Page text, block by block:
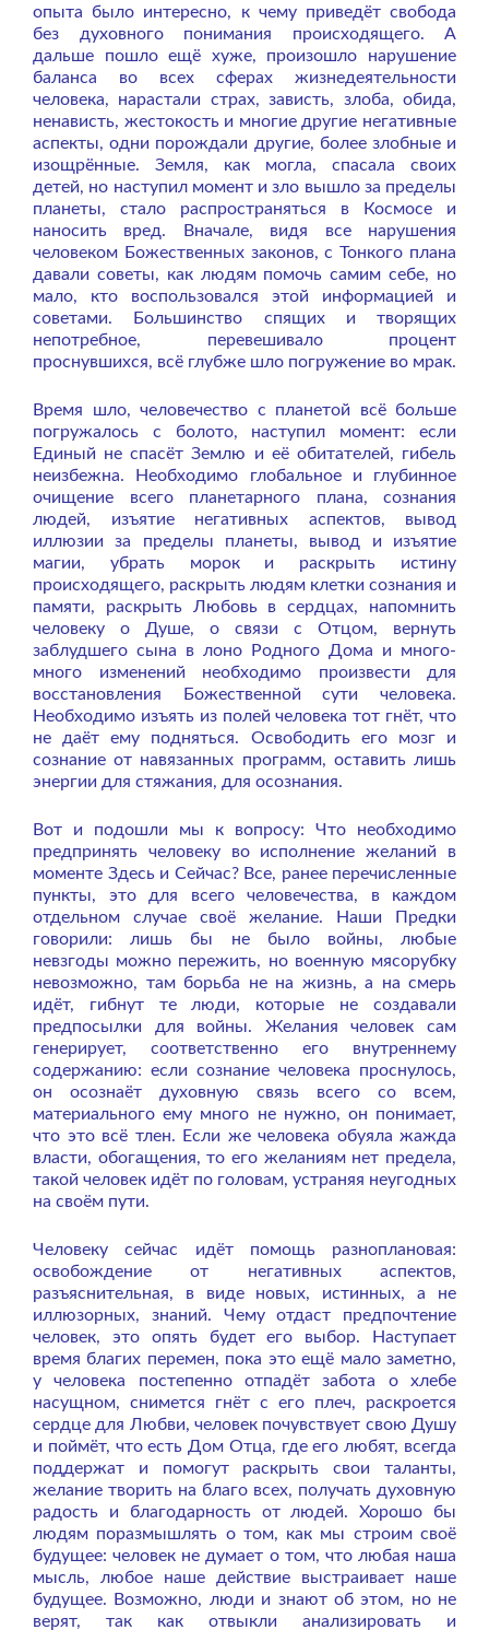
опыта было интересно, к чему приведёт свобода
без духовного понимания происходящего. А
дальше пошло ещё хуже, произошло нарушение
баланса во всех сферах жизнедеятельности
человека, нарастали страх, зависть, злоба, обида,
ненависть, жестокость и многие другие негативные
аспекты, одни порождали другие, более злобные и
изощрённые. Земля, как могла, спасала своих
детей, но наступил момент и зло вышло за пределы
планеты, стало распространяться в Космосе и
наносить вред. Вначале, видя все нарушения
человеком Божественных законов, с Тонкого плана
давали советы, как людям помочь самим себе, но
мало, кто воспользовался этой информацией и
советами. Большинство спящих и творящих
непотребное, перевешивало процент
проснувшихся, всё глубже шло погружение во мрак.
Время шло, человечество с планетой всё больше
погружалось с болото, наступил момент: если
Единый не спасёт Землю и её обитателей, гибель
неизбежна. Необходимо глобальное и глубинное
очищение всего планетарного плана, сознания
людей, изъятие негативных аспектов, вывод
иллюзии за пределы планеты, вывод и изъятие
магии, убрать морок и раскрыть истину
происходящего, раскрыть людям клетки сознания и
памяти, раскрыть Любовь в сердцах, напомнить
человеку о Душе, о связи с Отцом, вернуть
заблудшего сына в лоно Родного Дома и много-
много изменений необходимо произвести для
восстановления Божественной сути человека.
Необходимо изъять из полей человека тот гнёт, что
не даёт ему подняться. Освободить его мозг и
сознание от навязанных программ, оставить лишь
энергии для стяжания, для осознания.
Вот и подошли мы к вопросу: Что необходимо
предпринять человеку во исполнение желаний в
моменте Здесь и Сейчас? Все, ранее перечисленные
пункты, это для всего человечества, в каждом
отдельном случае своё желание. Наши Предки
говорили: лишь бы не было войны, любые
невзгоды можно пережить, но военную мясорубку
невозможно, там борьба не на жизнь, а на смерь
идёт, гибнут те люди, которые не создавали
предпосылки для войны. Желания человек сам
генерирует, соответственно его внутреннему
содержанию: если сознание человека проснулось,
он осознаёт духовную связь всего со всем,
материального ему много не нужно, он понимает,
что это всё тлен. Если же человека обуяла жажда
власти, обогащения, то его желаниям нет предела,
такой человек идёт по головам, устраняя неугодных
на своём пути.
Человеку сейчас идёт помощь разноплановая:
освобождение от негативных аспектов,
разъяснительная, в виде новых, истинных, а не
иллюзорных, знаний. Чему отдаст предпочтение
человек, это опять будет его выбор. Наступает
время благих перемен, пока это ещё мало заметно,
у человека постепенно отпадёт забота о хлебе
насущном, снимется гнёт с его плеч, раскроется
сердце для Любви, человек почувствует свою Душу
и поймёт, что есть Дом Отца, где его любят, всегда
поддержат и помогут раскрыть свои таланты,
желание творить на благо всех, получать духовную
радость и благодарность от людей. Хорошо бы
людям поразмышлять о том, как мы строим своё
будущее: человек не думает о том, что любая наша
мысль, любое наше действие выстраивает наше
будущее. Возможно, люди и знают об этом, но не
верят, так как отвыкли анализировать и